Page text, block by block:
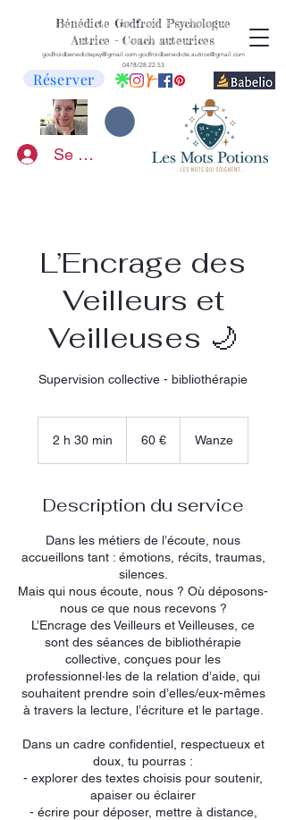
Bénédicte Godfroid Psychologue
Autrice - Coach auteurices
godfroidbenedictepsy@gmail.com godfroidbenedicte.autrice@gmail.com
0478/28.22.53
Réserver
Se connecter
L’Encrage des
Veilleurs et
Veilleuses 🌙
Supervision collective - bibliothérapie
2 h 30 min
m
n
60 € Wanze
Description du service
Dans les métiers de l’écoute, nous
accueillons tant : émotions, récits, traumas,
silences.
Mais qui nous écoute, nous ? Où déposons-
nous ce que nous recevons ?
L’Encrage des Veilleurs et Veilleuses, ce
sont des séances de bibliothérapie
collective, conçues pour les
professionnel·les de la relation d’aide, qui
souhaitent prendre soin d’elles/eux-mêmes
à travers la lecture, l’écriture et le partage.
Dans un cadre confidentiel, respectueux et
doux, tu pourras :
- explorer des textes choisis pour soutenir,
apaiser ou éclairer
- écrire pour déposer, mettre à distance,